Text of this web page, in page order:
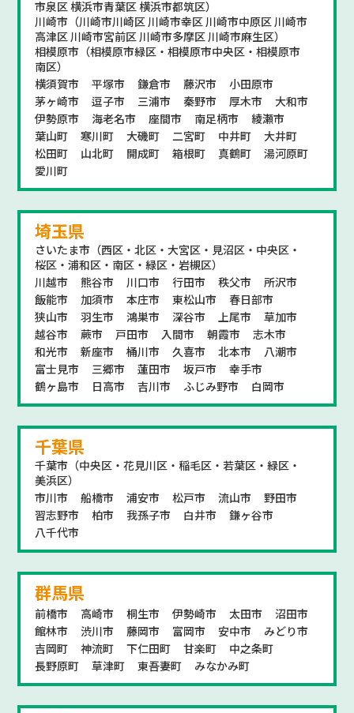
市泉区 横浜市青葉区 横浜市都筑区）
川崎市（川崎市川崎区 川崎市幸区 川崎市中原区 川崎市
高津区 川崎市宮前区 川崎市多摩区 川崎市麻生区）
相模原市（相模原市緑区・相模原市中央区・相模原市
南区）
横須賀市
平塚市 鎌倉市 藤沢市
小田原市
茅ヶ崎市
逗子市 三浦市 秦野市 厚木市
大和市
伊勢原市
海老名市 座間市 南足柄市
綾瀬市
葉山町
寒川町 大磯町 二宮町 中井町
大井町
松田町
山北町 開成町 箱根町 真鶴町
湯河原町
愛川町
埼玉県
さいたま市（西区・北区・大宮区・見沼区・中央区・
桜区・浦和区・南区・緑区・岩槻区）
川越市
熊谷市 川口市 行田市 秩父市
所沢市
飯能市
加須市 本庄市 東松山市
春日部市
狭山市
羽生市 鴻巣市 深谷市 上尾市
草加市
越谷市
蕨市 戸田市 入間市 朝霞市
志木市
和光市
新座市 桶川市 久喜市 北本市
八潮市
富士見市
三郷市 蓮田市 坂戸市
幸手市
鶴ヶ島市
日高市 吉川市 ふじみ野市 白岡市
千葉県
千葉市（中央区・花見川区・稲毛区・若葉区・緑区・
美浜区）
市川市
船橋市 浦安市 松戸市 流山市
野田市
習志野市
柏市 我孫子市 白井市
鎌ヶ谷市
八千代市
群馬県
前橋市 高崎市 桐生市 伊勢崎市 太田市
沼田市
館林市
渋川市 藤岡市 富岡市 安中市
みどり市
吉岡町
神流町 下仁田町 甘楽町
中之条町
長野原町
草津町 東吾妻町 みなかみ町